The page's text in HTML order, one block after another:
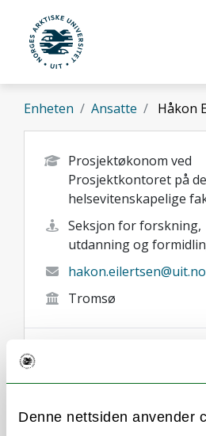
Denne nettsiden anvender
Gå til hovedinnhold
UiT Norges arktiske
Enheten Ansatte Håkon
Prosjektøkonom ved
Prosjektkontoret på
helsevitenskapelige
Seksjon for forskning,
utdanning og
hakon.eilertsen@uit.no
Tromsø
Om Forskning og